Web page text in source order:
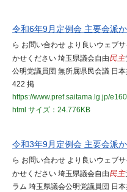
令和6年9月定例会 主要会派
ら お問い合わせ より良いウェブ
かせください 埼玉県議会自由民主
公明党議員団 無所属県民会議 日
422 掲
https://www.pref.saitama.lg.jp/
html サイズ：24.776KB
令和3年9月定例会 主要会派
ら お問い合わせ より良いウェブ
かせください 埼玉県議会自由民主
ラム 埼玉県議会公明党議員団 日